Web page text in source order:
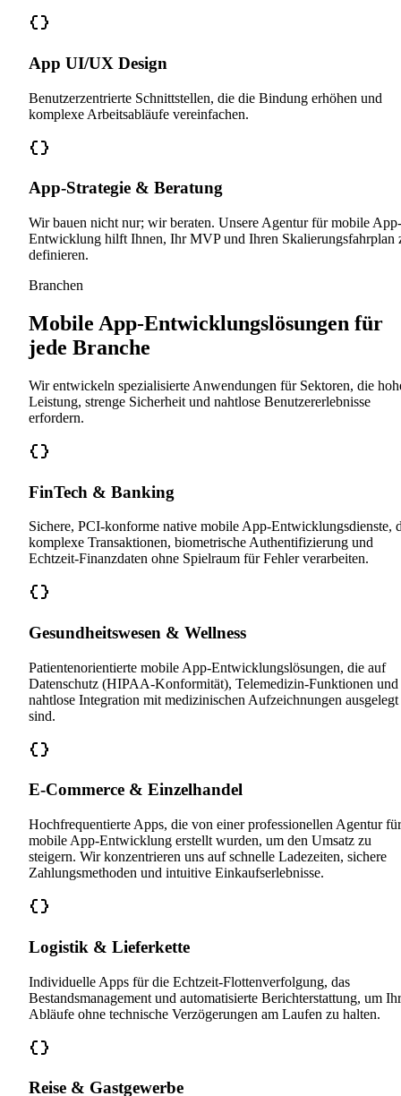
App UI/UX Design
Benutzerzentrierte Schnittstellen, die die Bindung erhöhen und
komplexe Arbeitsabläufe vereinfachen.
App-Strategie & Beratung
Wir bauen nicht nur; wir beraten. Unsere Agentur für mobile App-
Entwicklung hilft Ihnen, Ihr MVP und Ihren Skalierungsfahrplan
definieren.
Branchen
Mobile App-Entwicklungslösungen für
jede Branche
Wir entwickeln spezialisierte Anwendungen für Sektoren, die
Leistung, strenge Sicherheit und nahtlose Benutzererlebnisse
erfordern.
FinTech & Banking
Sichere, PCI-konforme native mobile App-Entwicklungsdienste,
komplexe Transaktionen, biometrische Authentifizierung und
Echtzeit-Finanzdaten ohne Spielraum für Fehler verarbeiten.
Gesundheitswesen & Wellness
Patientenorientierte mobile App-Entwicklungslösungen, die auf
Datenschutz (HIPAA-Konformität), Telemedizin-Funktionen und
nahtlose Integration mit medizinischen Aufzeichnungen ausgelegt
sind.
E-Commerce & Einzelhandel
Hochfrequentierte Apps, die von einer professionellen Agentur für
mobile App-Entwicklung erstellt wurden, um den Umsatz zu
steigern. Wir konzentrieren uns auf schnelle Ladezeiten, sichere
Zahlungsmethoden und intuitive Einkaufserlebnisse.
Logistik & Lieferkette
Individuelle Apps für die Echtzeit-Flottenverfolgung, das
Bestandsmanagement und automatisierte Berichterstattung, um
Abläufe ohne technische Verzögerungen am Laufen zu halten.
Reise & Gastgewerbe